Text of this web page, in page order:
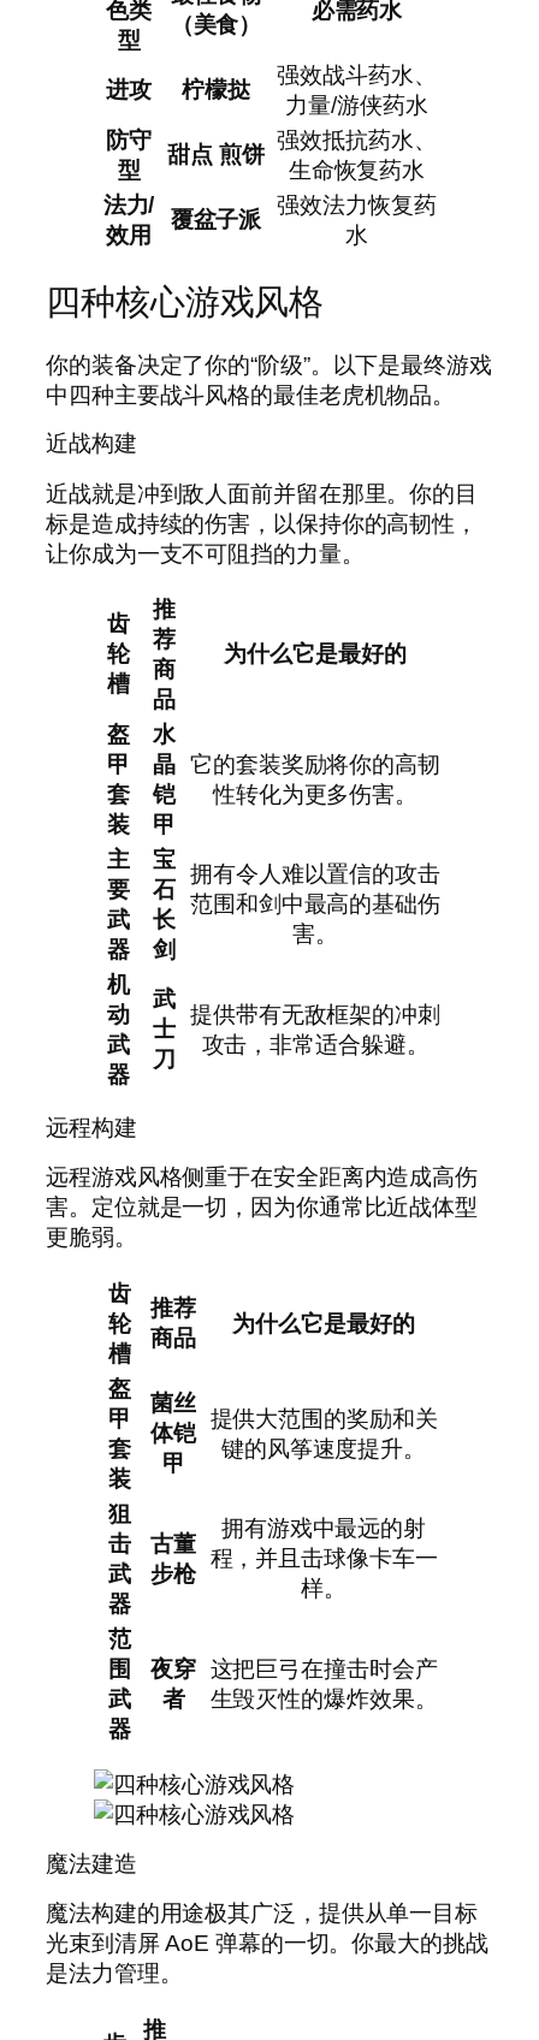
色类
型
（美食）
必需药水
进攻 柠檬挞
强效战斗药水、
力量/游侠药水
防守
型
甜点 煎饼
强效抵抗药水、
生命恢复药水
法力/
效用
覆盆子派
强效法力恢复药
水
四种核心游戏风格
你的装备决定了你的“阶级”。以下是最终游戏
中四种主要战斗风格的最佳老虎机物品。
近战构建
近战就是冲到敌人面前并留在那里。你的目
标是造成持续的伤害，以保持你的高韧性，
让你成为一支不可阻挡的力量。
齿
轮
槽
推
荐
商
品
为什么它是最好的
盔
甲
套
装
水
晶
铠
甲
它的套装奖励将你的高韧
性转化为更多伤害。
主
要
武
器
宝
石
长
剑
拥有令人难以置信的攻击
范围和剑中最高的基础伤
害。
机
动
武
器
武
士
刀
提供带有无敌框架的冲刺
攻击，非常适合躲避。
远程构建
远程游戏风格侧重于在安全距离内造成高伤
害。定位就是一切，因为你通常比近战体型
更脆弱。
齿
轮
槽
推荐
商品
为什么它是最好的
盔
甲
套
装
菌丝
体铠
甲
提供大范围的奖励和关
键的风筝速度提升。
狙
击
武
器
古董
步枪
拥有游戏中最远的射
程，并且击球像卡车一
样。
范
围
武
器
夜穿
者
这把巨弓在撞击时会产
生毁灭性的爆炸效果。
魔法建造
魔法构建的用途极其广泛，提供从单一目标
光束到清屏 AoE 弹幕的一切。你最大的挑战
是法力管理。
推